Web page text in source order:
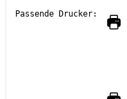
Passende Drucker: